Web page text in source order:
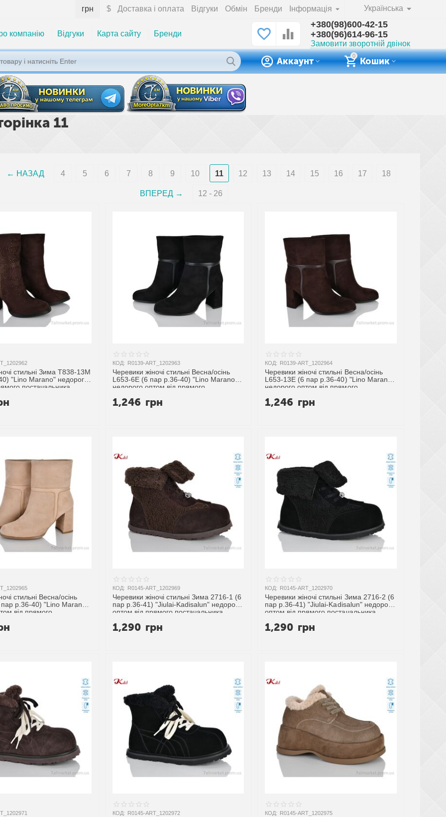
Українська
Доставка і оплата Відгуки Обмін Бренди Інформація
грн $
компанію Відгуки Карта сайту Бренди
+380(98)600-42-15
+380(96)614-96-15
Замовити зворотній двінок
0
Кошик
Аккаунт
11
НАЗАД 4 5 6 7 8 9 10 11 12 13 14 15 16 17 18
ВПЕРЕД 12 - 26
стильні Зима T838-13M
"Lino Marano" недорого
постачальника
КОД: R0139-ART_1202963
Черевики жіночі стильні Весна/осінь
L653-6E (6 пар р.36-40) "Lino Marano"
недорого оптом від прямого
1,246 грн
КОД: R0139-ART_1202964
Черевики жіночі стильні Весна/осінь
L653-13E (6 пар р.36-40) "Lino Marano"
недорого оптом від прямого
1,246 грн
стильні Весна/осінь
р.36-40) "Lino Marano"
від прямого
КОД: R0145-ART_1202969
Черевики жіночі стильні Зима 2716-1 (6
пар р.36-41) "Jiulai-Kadisalun" недорого
оптом від прямого постачальника
1,290 грн
КОД: R0145-ART_1202970
Черевики жіночі стильні Зима 2716-2 (6
пар р.36-41) "Jiulai-Kadisalun" недорого
оптом від прямого постачальника
1,290 грн
КОД: R0145-ART_1202972 КОД: R0145-ART_1202975